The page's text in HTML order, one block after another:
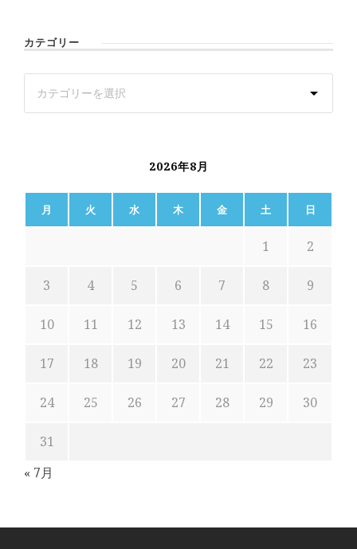
カテゴリー
2026年8月
月 火 水 木 金 土 日
1 2
3 4 5 6 7 8 9
10 11 12 13 14 15 16
17 18 19 20 21 22 23
24 25 26 27 28 29 30
31
« 7月